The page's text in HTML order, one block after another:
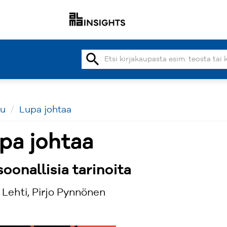
search
Lupa johtaa
johtaa
tarinoita
Lehti, Pirjo Pynnönen